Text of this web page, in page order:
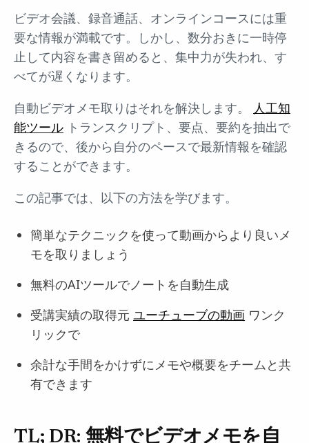
ビデオ会議、録音通話、オンラインコースには重
要な情報が満載です。しかし、数分おきに一時停
止して内容を書き留めると、集中力が失われ、す
べてが遅くなります。
自動ビデオメモ取りはそれを解決します。
人工知
能ツール トランスクリプト、要点、要約を抽出で
きるので、後から自分のペースで最新情報を確認
することができます。
この記事では、以下の方法を学びます。
簡単なテクニックを使って動画からより良いメ
モを取りましょう
無料のAIツールでノートを自動生成
受講実績の取得元 ユーチューブの動画 ワンク
リックで
余計な手間をかけずにメモや概要をチームと共
有できます
TL; DR: 無料でビデオメモを自